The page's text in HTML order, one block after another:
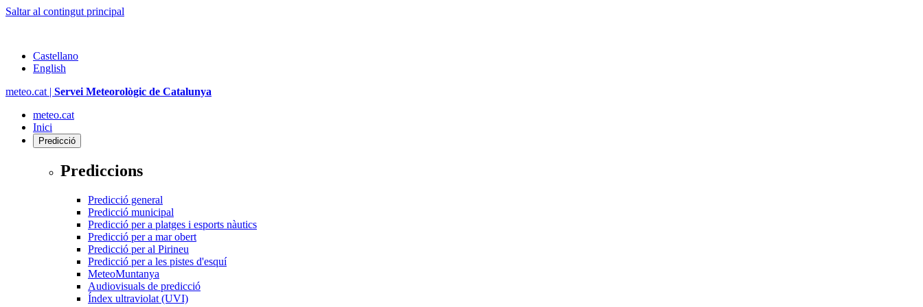
Saltar al contingut principal
Castellano
English
meteo.cat | Servei Meteorològic de Catalunya
meteo.cat
Inici
Predicció
Prediccions
Predicció general
Predicció municipal
Predicció per a platges i esports nàutics
Predicció per a mar obert
Predicció per al Pirineu
Predicció per a les pistes d'esquí
MeteoMuntanya
Audiovisuals de predicció
Índex ultraviolat (UVI)